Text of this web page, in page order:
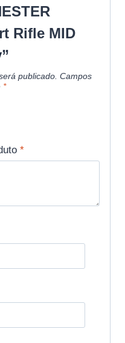
Rifle MID
publicado. Campos
*
*